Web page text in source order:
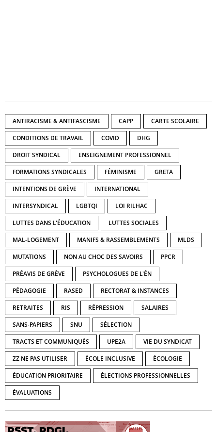
ANTIRACISME & ANTIFASCISME CAPP CARTE SCOLAIRE
CONDITIONS DE TRAVAIL COVID DHG
DROIT SYNDICAL ENSEIGNEMENT PROFESSIONNEL
FORMATIONS SYNDICALES FÉMINISME GRETA
INTENTIONS DE GRÈVE INTERNATIONAL
INTERSYNDICAL LGBTQI LOI RILHAC
LUTTES DANS L'ÉDUCATION LUTTES SOCIALES
MAL-LOGEMENT MANIFS & RASSEMBLEMENTS MLDS
MUTATIONS NON AU CHOC DES SAVOIRS PPCR
PRÉAVIS DE GRÈVE PSYCHOLOGUES DE L'ÉN
PÉDAGOGIE RASED RECTORAT & INSTANCES
RETRAITES RIS RÉPRESSION SALAIRES
SANS-PAPIERS SNU SÉLECTION
TRACTS ET COMMUNIQUÉS UPE2A VIE DU SYNDICAT
ZZ NE PAS UTILISER ÉCOLE INCLUSIVE ÉCOLOGIE
ÉDUCATION PRIORITAIRE ÉLECTIONS PROFESSIONNELLES
ÉVALUATIONS